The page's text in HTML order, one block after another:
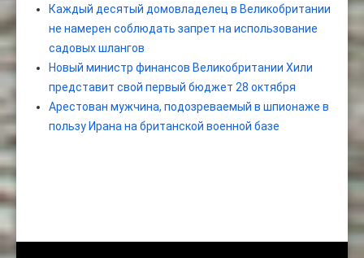
Каждый десятый домовладелец в Великобритании
не намерен соблюдать запрет на использование
садовых шлангов
Новый министр финансов Великобритании Хили
представит свой первый бюджет 28 октября
Арестован мужчина, подозреваемый в шпионаже в
пользу Ирана на британской военной базе